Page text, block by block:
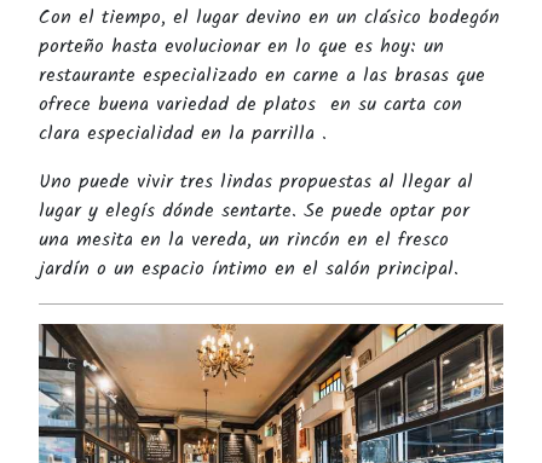
Con el tiempo, el lugar devino en un clásico bodegón
porteño hasta evolucionar en lo que es hoy: un
restaurante especializado en carne a las brasas que
ofrece buena variedad de platos en su carta con
clara especialidad en la parrilla .
Uno puede vivir tres lindas propuestas al llegar al
lugar y elegís dónde sentarte. Se puede optar por
una mesita en la vereda, un rincón en el fresco
jardín o un espacio íntimo en el salón principal.